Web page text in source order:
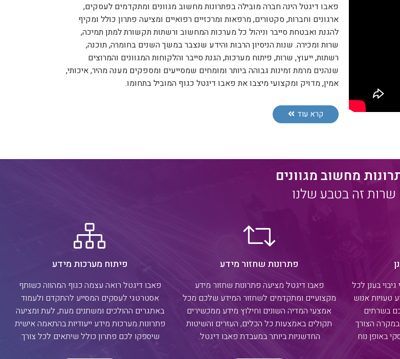
פאבו דיגטל הינה חברה מובילה בפתרונות מחשוב מגוונים ומתקדמים לעסקים,
ארגונים וחברות, סקטורים, מרפאות ומרכזיים רפואיים ומציעה פתרון כולל ומקיף
להגנת ואבטחת סייבר וניהול כל מערכות המחשוב ורשתות תקשורת למתן תמיכה,
שרות ומכירה. שנות הניסיון הרבות והידע שנצבר במשך השנים בחומרה, תוכנה,
רשתות, ייעוץ, שרות, פיתוח מערכות, הגנת סייבר והלקוחות המגוונים והמרוצים
שנהנים מרמת זמינות גבוהה ביותר ומומחים שמסייעים ומספקים מענה מהיר, איכותי,
אמין, מדויק ומקצועי מיצבו את פאבו דיגטל כגוף המוביל בתחומו.
קרא עוד
מחשוב מגוונים
שרות זה בטבע שלנו
בענן לכל
טעויות אנוש
בשרתים
הצורך
באופן נוח
פתרונות שחזור מידע
פאבו דיגטל מציעה פתרונות שחזור מידע
מקצועיים ומתקדמים לשחזור המידע שלכם מכל
אמצעי המדיה השונים וחילוץ מידע ממכשירים
תקולים באמצעות כל הכלים, העזרים והשיטות
החדשניות ביותר במעבדת פאבו דיגטל.
פיתוח מערכות מידע
פאבו דיגטל רואה עצמה כגוף המהווה כשותף
אסטרטגי לעסקים המסייע להתקדם ולעמוד
באתגרים ההולכים ומשתנים מעת, לעת ומציעה
פתרונות מערכות מידע ייעודיות בהתאמה אישית
שיספקו לכם פתרון כולל שיתאים לכל צורך.